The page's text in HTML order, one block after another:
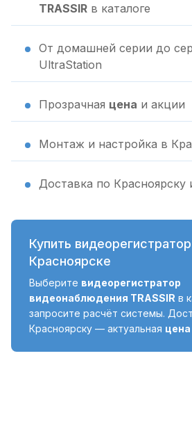
TRASSIR в каталоге
От домашней серии до
UltraStation
Прозрачная цена и акции
Монтаж и настройка в
Доставка по Красноярску
Купить видеорегистратор
Красноярске
Выберите видеорегистратор
видеонаблюдения TRASSIR в
запросите расчёт системы.
Красноярску — актуальная цена